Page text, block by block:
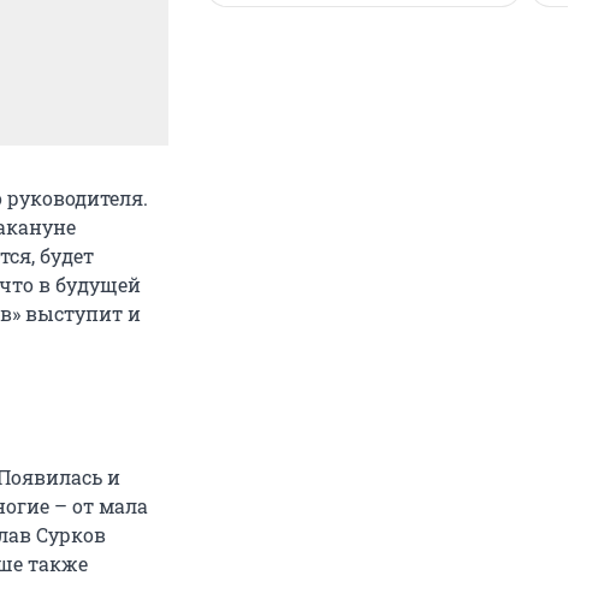
руководителя.
будет
в будущей
выступит и
и
– от мала
Сурков
также